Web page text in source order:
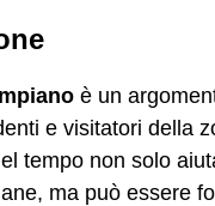
è un
e visitatori della
tempo non solo
ma può essere